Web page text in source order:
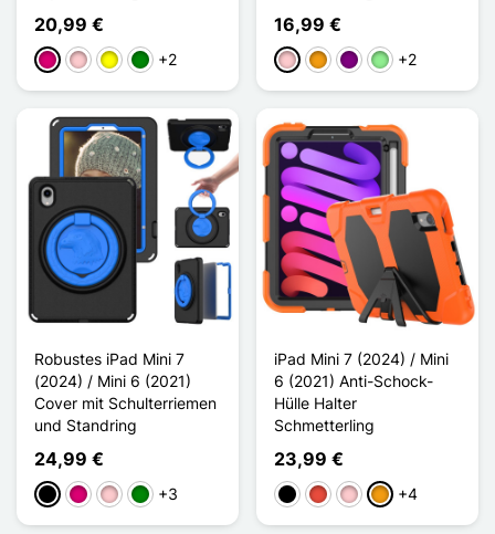
20,99 €
Magenta
PinkGelbGrün+2
16,99 €
PinkOrangeViolettHellgrün
+2
Robustes iPad Mini 7
(2024) / Mini 6 (2021)
Cover mit Schulterriemen
und Standring
24,99 €
SchwarzMagenta
PinkGrün+3
iPad Mini 7 (2024) / Mini
6 (2021) Anti-Schock-
Hülle Halter
Schmetterling
23,99 €
Schwarz
Rot PinkOrange
+4